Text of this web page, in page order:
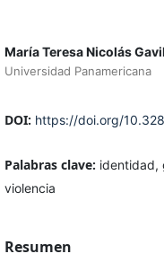
María Teresa Nicolás
Universidad Panamericana
DOI: https://doi.org/
Palabras clave: identidad,
violencia
Resumen